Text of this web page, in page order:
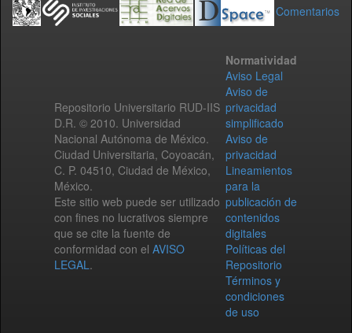
Comentarios
Repositorio Universitario RUD-IIS
D.R. © 2010. Universidad
Nacional Autónoma de México.
Ciudad Universitaria, Coyoacán,
C. P. 04510, Ciudad de México,
México.
Este sitio web puede ser utilizado
con fines no lucrativos siempre
que se cite la fuente de
conformidad con el AVISO
LEGAL.
Normatividad
Aviso Legal
Aviso de
privacidad
simplificado
Aviso de
privacidad
Lineamientos
para la
publicación de
contenidos
digitales
Políticas del
Repositorio
Términos y
condiciones
de uso